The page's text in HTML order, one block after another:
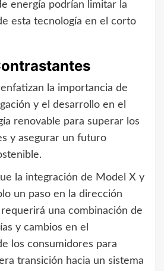
energía podrían limitar la
esta tecnología en el corto
la importancia de
y el desarrollo en el
renovable para superar los
y asegurar un futuro
la integración de Model X y
un paso en la dirección
una combinación de
y cambios en el
los consumidores para
transición hacia un sistema